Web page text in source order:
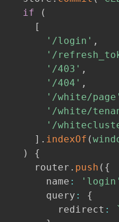
if
(
[
'/login' ,
'/
'/403' ,
'/404' ,
'/white/page'
'/white/
'/
] . indexOf (
)
{
router
. push ( {
name
: 'login'
query
:
{
redirect
: `